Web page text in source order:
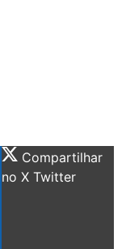
Compartilhar
no X Twitter